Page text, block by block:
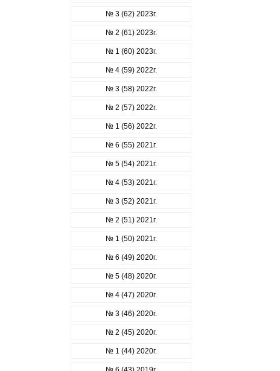
№ 3 (62) 2023г.
№ 2 (61) 2023г.
№ 1 (60) 2023г.
№ 4 (59) 2022г.
№ 3 (58) 2022г.
№ 2 (57) 2022г.
№ 1 (56) 2022г.
№ 6 (55) 2021г.
№ 5 (54) 2021г.
№ 4 (53) 2021г.
№ 3 (52) 2021г.
№ 2 (51) 2021г.
№ 1 (50) 2021г.
№ 6 (49) 2020г.
№ 5 (48) 2020г.
№ 4 (47) 2020г.
№ 3 (46) 2020г.
№ 2 (45) 2020г.
№ 1 (44) 2020г.